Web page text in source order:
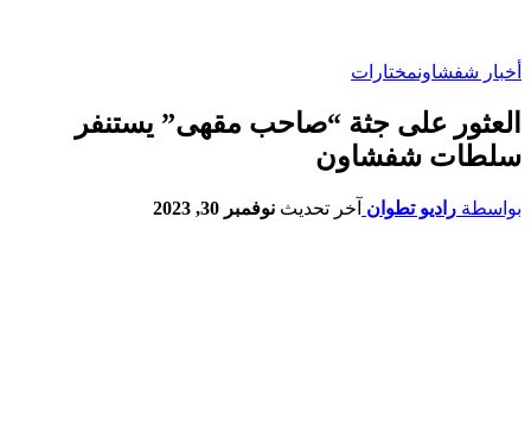
أخبار شفشاونمختارات
العثور على جثة “صاحب مقهى” يستنفر
سلطات شفشاون
بواسطة راديو تطوان آخر تحديث نوفمبر 30, 2023